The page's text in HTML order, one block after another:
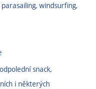
windsurfing,
snack,
i některých